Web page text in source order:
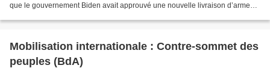
que le gouvernement Biden avait approuvé une nouvelle livraison d’armes à
Mobilisation internationale : Contre-sommet des
peuples (BdA)